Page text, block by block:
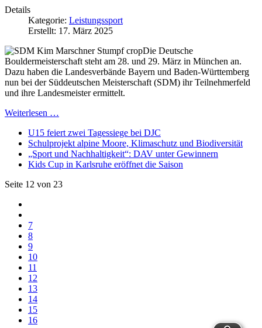
Details
Kategorie: Leistungssport
Erstellt: 17. März 2025
Die Deutsche
Bouldermeisterschaft steht am 28. und 29. März in München an.
Dazu haben die Landesverbände Bayern und Baden-Württemberg
nun bei der Süddeutschen Meisterschaft (SDM) ihr Teilnehmerfeld
und ihre Landesmeister ermittelt.
Weiterlesen …
U15 feiert zwei Tagessiege bei DJC
Schulprojekt alpine Moore, Klimaschutz und Biodiversität
„Sport und Nachhaltigkeit“: DAV unter Gewinnern
Kids Cup in Karlsruhe eröffnet die Saison
Seite 12 von 23
7
8
9
10
11
12
13
14
15
16